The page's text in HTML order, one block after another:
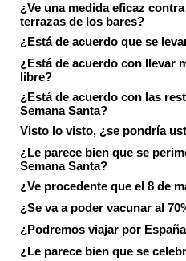
¿Ve una medida eficaz
terrazas de los bares?
¿Está de acuerdo que se
¿Está de acuerdo con llevar
libre?
¿Está de acuerdo con las
Semana Santa?
Visto lo visto, ¿se pondría
¿Le parece bien que se
Semana Santa?
¿Ve procedente que el 8 de
¿Se va a poder vacunar al
¿Podremos viajar por
¿Le parece bien que se